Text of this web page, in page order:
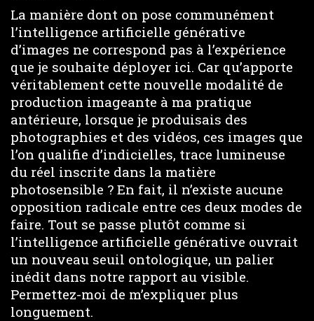
La manière dont on pose communément
l’intelligence artificielle générative
d’images ne correspond pas à l’expérience
que je souhaite déployer ici. Car qu’apporte
véritablement cette nouvelle modalité de
production imageante à ma pratique
antérieure, lorsque je produisais des
photographies et des vidéos, ces images que
l’on qualifie d’indicielles, trace lumineuse
du réel inscrite dans la matière
photosensible ? En fait, il n’existe aucune
opposition radicale entre ces deux modes de
faire. Tout se passe plutôt comme si
l’intelligence artificielle générative ouvrait
un nouveau seuil ontologique, un palier
inédit dans notre rapport au visible.
Permettez-moi de m’expliquer plus
longuement.